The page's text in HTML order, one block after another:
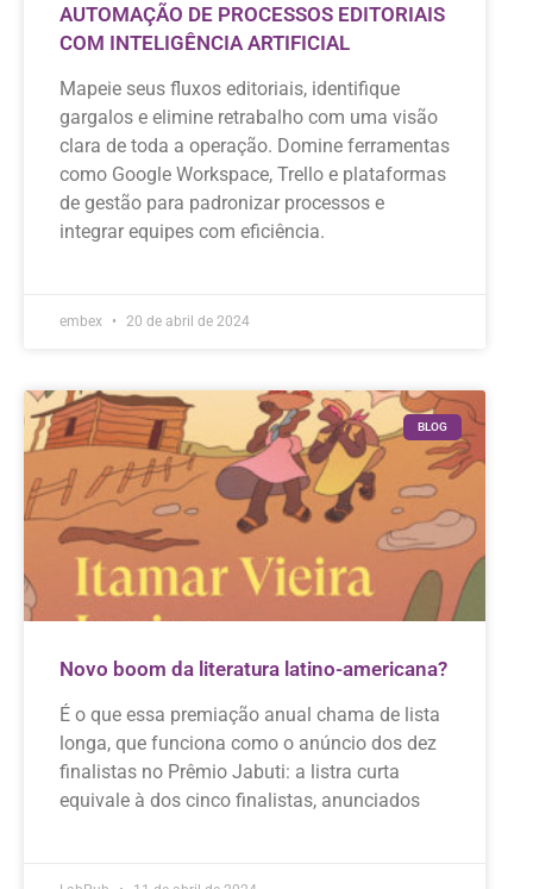
AUTOMAÇÃO DE PROCESSOS EDITORIAIS
COM INTELIGÊNCIA ARTIFICIAL
Mapeie seus fluxos editoriais, identifique
gargalos e elimine retrabalho com uma visão
clara de toda a operação. Domine ferramentas
como Google Workspace, Trello e plataformas
de gestão para padronizar processos e
integrar equipes com eficiência.
embex 20 de abril de 2024
BLOG
Novo boom da literatura latino-americana?
É o que essa premiação anual chama de lista
longa, que funciona como o anúncio dos dez
finalistas no Prêmio Jabuti: a listra curta
equivale à dos cinco finalistas, anunciados